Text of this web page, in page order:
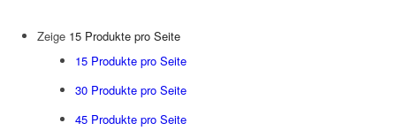
Zeige 15 Produkte pro Seite
15 Produkte pro Seite
30 Produkte pro Seite
45 Produkte pro Seite